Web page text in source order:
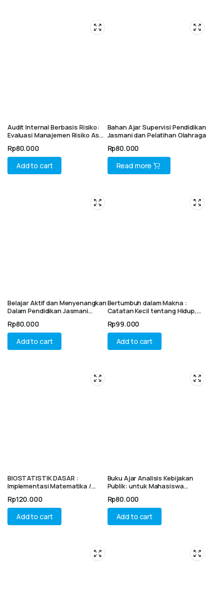
Audit Internal Berbasis Risiko:
Evaluasi Manajemen Risiko Aset
Rp80.000
Add to cart
Bahan Ajar Supervisi Pendidikan
Jasmani dan Pelatihan Olahraga
Rp80.000
Read more
Belajar Aktif dan Menyenangkan
Dalam Pendidikan Jasmani
Dasar
Rp80.000
Add to cart
Bertumbuh dalam Makna :
Catatan Kecil tentang Hidup,
Rp99.000
Add to cart
BIOSTATISTIK DASAR :
Implementasi Matematika /
Rp120.000
Add to cart
Buku Ajar Analisis Kebijakan
Publik: untuk Mahasiswa
Rp80.000
Add to cart